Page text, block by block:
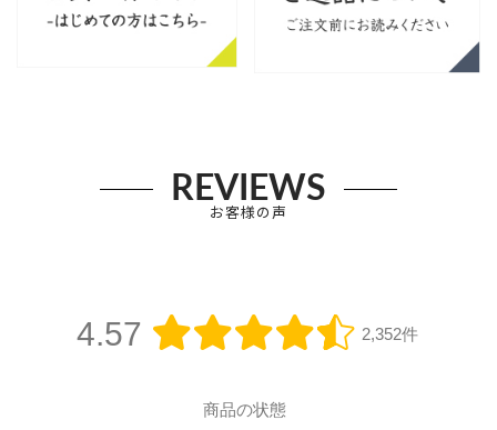
REVIEWS
お客様の声
4.57 2,352件
商品の状態